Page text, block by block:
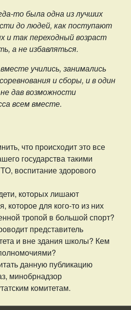
то была одна из лучших
до людей, как поступают
и так переходный возраст
а не избавляться.
учились, занимались
и сборы, и в один
дав возможности
всем вместе.
что происходит это все
государства такими
воспитание здорового
которых лишают
которое для кого-то из них
тропой в большой спорт?
представитель
и вне здания школы? Кем
данную публикацию
минобрнадзор
комитетам.